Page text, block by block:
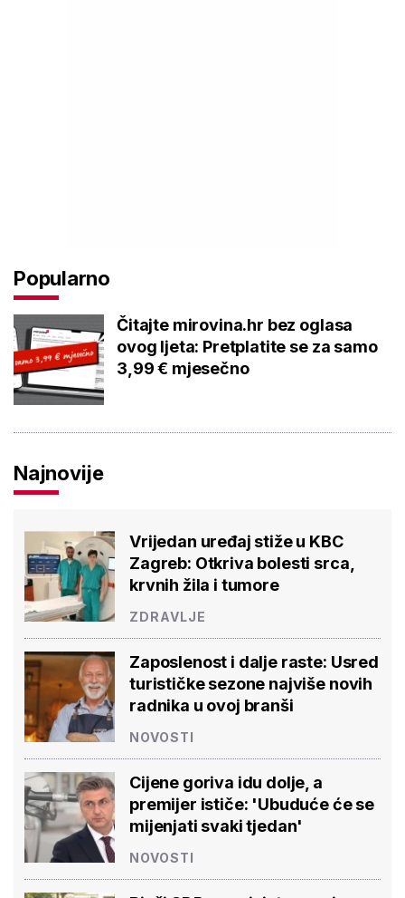
Popularno
Čitajte mirovina.hr bez oglasa
ovog ljeta: Pretplatite se za samo
3,99 € mjesečno
Najnovije
Vrijedan uređaj stiže u KBC
Zagreb: Otkriva bolesti srca,
krvnih žila i tumore
ZDRAVLJE
Zaposlenost i dalje raste: Usred
turističke sezone najviše novih
radnika u ovoj branši
NOVOSTI
Cijene goriva idu dolje, a
premijer ističe: 'Ubuduće će se
mijenjati svaki tjedan'
NOVOSTI